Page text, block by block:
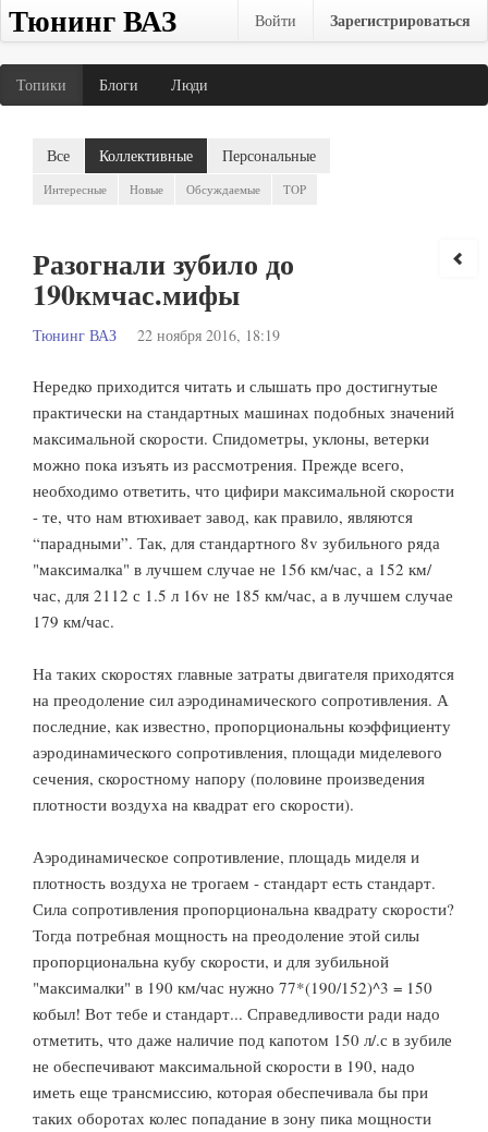
Тюнинг ВАЗ Войти Зарегистрироваться
Топики Блоги Люди
Все Коллективные Персональные
Интересные Новые Обсуждаемые TOP
Разогнали зубило до
190кмчас.мифы
Тюнинг ВАЗ 22 ноября 2016, 18:19
Нередко приходится читать и слышать про достигнутые
практически на стандартных машинах подобных значений
максимальной скорости. Спидометры, уклоны, ветерки
можно пока изъять из рассмотрения. Прежде всего,
необходимо ответить, что цифири максимальной скорости
- те, что нам втюхивает завод, как правило, являются
“парадными”. Так, для стандартного 8v зубильного ряда
"максималка" в лучшем случае не 156 км/час, а 152 км/
час, для 2112 с 1.5 л 16v не 185 км/час, а в лучшем случае
179 км/час.
На таких скоростях главные затраты двигателя приходятся
на преодоление сил аэродинамического сопротивления. А
последние, как известно, пропорциональны коэффициенту
аэродинамического сопротивления, площади миделевого
сечения, скоростному напору (половине произведения
плотности воздуха на квадрат его скорости).
Аэродинамическое сопротивление, площадь миделя и
плотность воздуха не трогаем - стандарт есть стандарт.
Сила сопротивления пропорциональна квадрату скорости?
Тогда потребная мощность на преодоление этой силы
пропорциональна кубу скорости, и для зубильной
"максималки" в 190 км/час нужно 77*(190/152)^3 = 150
кобыл! Вот тебе и стандарт... Справедливости ради надо
отметить, что даже наличие под капотом 150 л/.с в зубиле
не обеспечивают максимальной скорости в 190, надо
иметь еще трансмиссию, которая обеспечивала бы при
таких оборотах колес попадание в зону пика мощности